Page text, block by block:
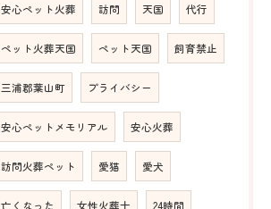
安心ペット火葬 訪問 天国 代行
ペット火葬天国 ペット天国 飼育禁止
三浦郡葉山町 プライバシー
安心ペットメモリアル 安心火葬
訪問火葬ペット 愛猫 愛犬
亡くなった 女性火葬士 24時間